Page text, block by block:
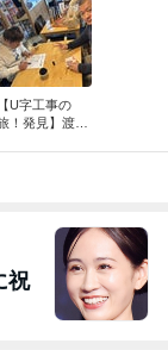
【U字工事の
！発見】渡良
祝